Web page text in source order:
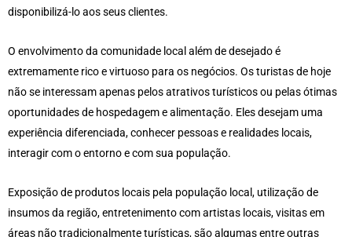
disponibilizá-lo aos seus clientes.
O envolvimento da comunidade local além de desejado é
extremamente rico e virtuoso para os negócios. Os turistas de hoje
não se interessam apenas pelos atrativos turísticos ou pelas ótimas
oportunidades de hospedagem e alimentação. Eles desejam uma
experiência diferenciada, conhecer pessoas e realidades locais,
interagir com o entorno e com sua população.
Exposição de produtos locais pela população local, utilização de
insumos da região, entretenimento com artistas locais, visitas em
áreas não tradicionalmente turísticas, são algumas entre outras